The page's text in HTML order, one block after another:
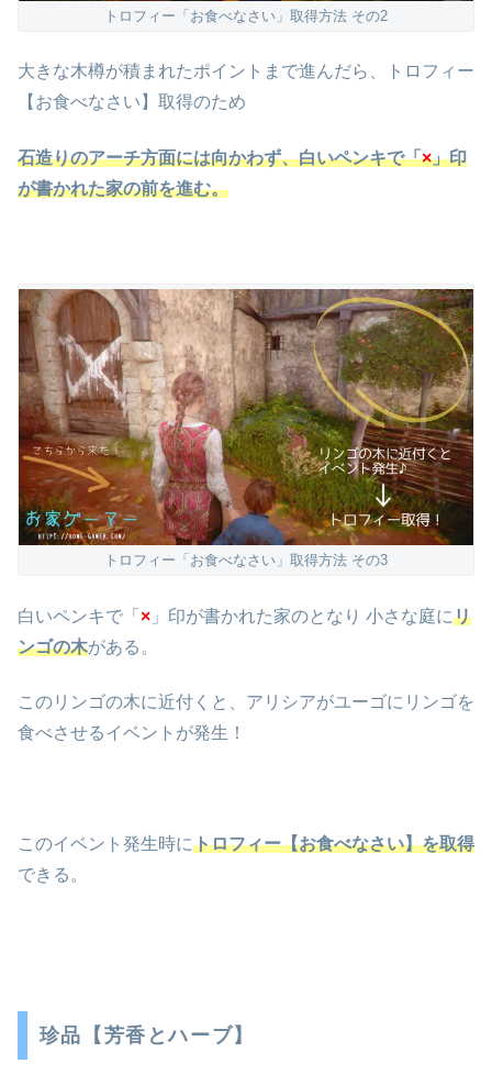
トロフィー「お食べなさい」取得方法 その2
大きな木樽が積まれたポイントまで進んだら、トロフィー
【お食べなさい】取得のため
石造りのアーチ方面には向かわず、白いペンキで「×」印
が書かれた家の前を進む。
トロフィー「お食べなさい」取得方法 その3
白いペンキで「 × 」印が書かれた家のとなり 小さな庭にリ
ンゴの木がある。
このリンゴの木に近付くと、アリシアがユーゴにリンゴを
食べさせるイベントが発生！
このイベント発生時にトロフィー【お食べなさい】を取得
できる。
珍品【芳香とハーブ】